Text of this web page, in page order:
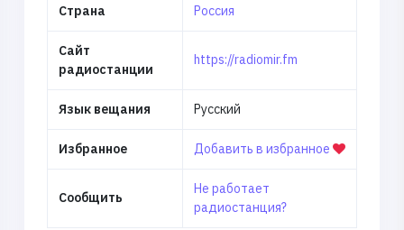
Страна Россия
Сайт
радиостанции
https://radiomir.fm
Язык вещания Русский
Избранное Добавить в избранное
Сообщить
Не работает
радиостанция?